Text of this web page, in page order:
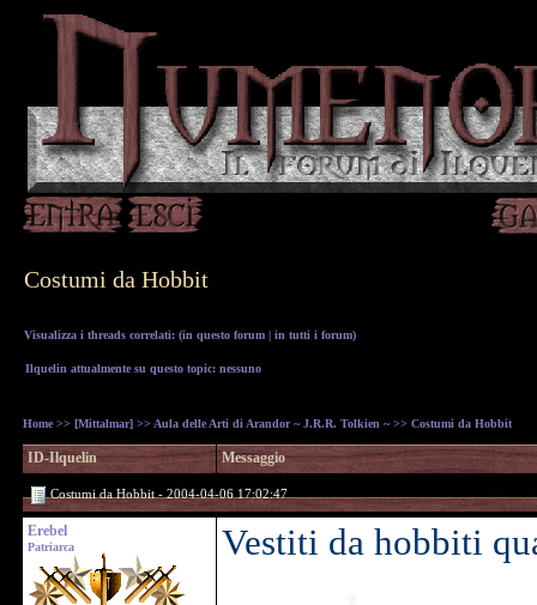
Costumi da Hobbit
Visualizza i threads correlati: (in questo forum | in tutti i forum)
Ilquelin attualmente su questo topic: nessuno
Home >> [Mittalmar] >> Aula delle Arti di Arandor ~ J.R.R. Tolkien ~ >> Costumi da Hobbit
ID-Ilquelin Messaggio
Costumi da Hobbit - 2004-04-06 17:02:47
Erebel
Patriarca Vestiti da hobbiti